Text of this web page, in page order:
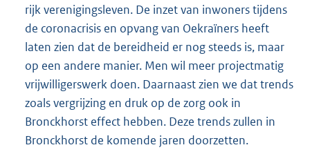
rijk verenigingsleven. De inzet van inwoners tijdens
de coronacrisis en opvang van Oekraïners heeft
laten zien dat de bereidheid er nog steeds is, maar
op een andere manier. Men wil meer projectmatig
vrijwilligerswerk doen. Daarnaast zien we dat trends
zoals vergrijzing en druk op de zorg ook in
Bronckhorst effect hebben. Deze trends zullen in
Bronckhorst de komende jaren doorzetten.